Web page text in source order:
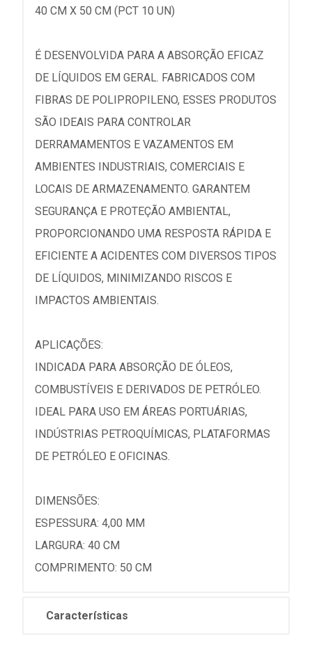
40 CM X 50 CM (PCT 10 UN)
É DESENVOLVIDA PARA A ABSORÇÃO EFICAZ
DE LÍQUIDOS EM GERAL. FABRICADOS COM
FIBRAS DE POLIPROPILENO, ESSES PRODUTOS
SÃO IDEAIS PARA CONTROLAR
DERRAMAMENTOS E VAZAMENTOS EM
AMBIENTES INDUSTRIAIS, COMERCIAIS E
LOCAIS DE ARMAZENAMENTO. GARANTEM
SEGURANÇA E PROTEÇÃO AMBIENTAL,
PROPORCIONANDO UMA RESPOSTA RÁPIDA E
EFICIENTE A ACIDENTES COM DIVERSOS TIPOS
DE LÍQUIDOS, MINIMIZANDO RISCOS E
IMPACTOS AMBIENTAIS.
APLICAÇÕES:
INDICADA PARA ABSORÇÃO DE ÓLEOS,
COMBUSTÍVEIS E DERIVADOS DE PETRÓLEO.
IDEAL PARA USO EM ÁREAS PORTUÁRIAS,
INDÚSTRIAS PETROQUÍMICAS, PLATAFORMAS
DE PETRÓLEO E OFICINAS.
DIMENSÕES:
ESPESSURA: 4,00 MM
LARGURA: 40 CM
COMPRIMENTO: 50 CM
Características